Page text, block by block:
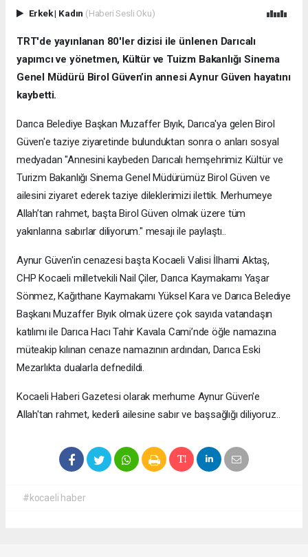
Erkek| Kadın (Haberi Sesli Oku)
TRT'de yayınlanan 80'ler dizisi ile ünlenen Darıcalı
yapımcı ve yönetmen, Kültür ve Tuizm Bakanlığı Sinema
Genel Müdürü Birol Güven’in annesi Aynur Güven hayatını
kaybetti.
Darıca Belediye Başkan Muzaffer Bıyık, Darıca'ya gelen Birol
Güven'e taziye ziyaretinde bulunduktan sonra o anları sosyal
medyadan "Annesini kaybeden Darıcalı hemşehrimiz Kültür ve
Turizm Bakanlığı Sinema Genel Müdürümüz Birol Güven ve
ailesini ziyaret ederek taziye dileklerimizi ilettik. Merhumeye
Allah’tan rahmet, başta Birol Güven olmak üzere tüm
yakınlarına sabırlar diliyorum." mesajı ile paylaştı..
Aynur Güven'in cenazesi başta Kocaeli Valisi İlhami Aktaş,
CHP Kocaeli milletvekili Nail Çiler, Darıca Kaymakamı Yaşar
Sönmez, Kağıthane Kaymakamı Yüksel Kara ve Darıca Belediye
Başkanı Muzaffer Bıyık olmak üzere çok sayıda vatandaşın
katılımı ile Darıca Hacı Tahir Kavala Cami’nde öğle namazına
müteakip kılınan cenaze namazının ardından, Darıca Eski
Mezarlıkta dualarla defnedildi.
Kocaeli Haberi Gazetesi olarak merhume Aynur Güven'e
Allah'tan rahmet, kederli ailesine sabır ve başsağlığı diliyoruz..
#kocaeli haber